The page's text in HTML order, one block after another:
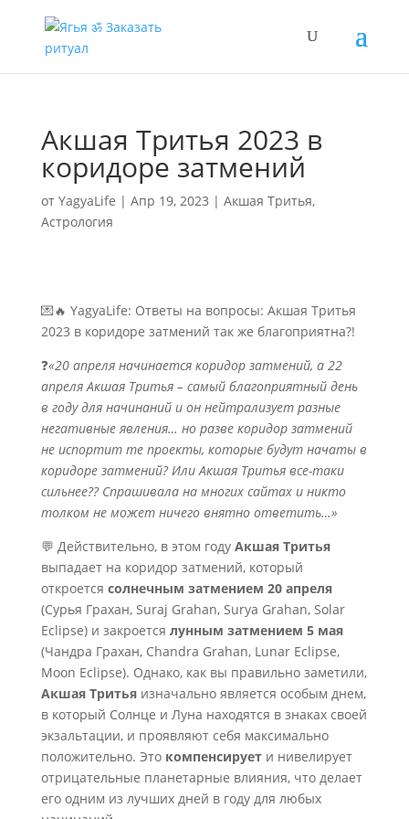
Акшая Тритья 2023 в
коридоре затмений
от YagyaLife | Апр 19, 2023 | Акшая Тритья,
Астрология
💌🔥 YagyaLife: Ответы на вопросы: Акшая Тритья
2023 в коридоре затмений так же благоприятна?!
❓«20 апреля начинается коридор затмений, а 22
апреля Акшая Тритья – самый благоприятный день
в году для начинаний и он нейтрализует разные
негативные явления… но разве коридор затмений
не испортит те проекты, которые будут начаты в
коридоре затмений? Или Акшая Тритья все-таки
сильнее?? Спрашивала на многих сайтах и никто
толком не может ничего внятно ответить…»
💬 Действительно, в этом году Акшая Тритья
выпадает на коридор затмений, который
откроется солнечным затмением 20 апреля
(Сурья Грахан, Suraj Grahan, Surya Grahan, Solar
Eclipse) и закроется лунным затмением 5 мая
(Чандра Грахан, Chandra Grahan, Lunar Eclipse,
Moon Eclipse). Однако, как вы правильно заметили,
Акшая Тритья изначально является особым днем,
в который Солнце и Луна находятся в знаках своей
экзальтации, и проявляют себя максимально
положительно. Это компенсирует и нивелирует
отрицательные планетарные влияния, что делает
его одним из лучших дней в году для любых